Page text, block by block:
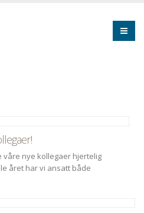
våre nye kollegaer hjertelig
året har vi ansatt både
erfaring, og denne uken samlet